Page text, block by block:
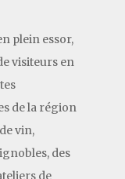
plein essor,
visiteurs en
de la région
vin,
des
de